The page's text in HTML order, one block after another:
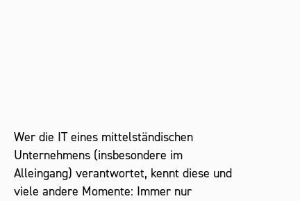
Wer die IT eines mittelständischen
Unternehmens (insbesondere im
Alleingang) verantwortet, kennt diese und
viele andere Momente: Immer nur